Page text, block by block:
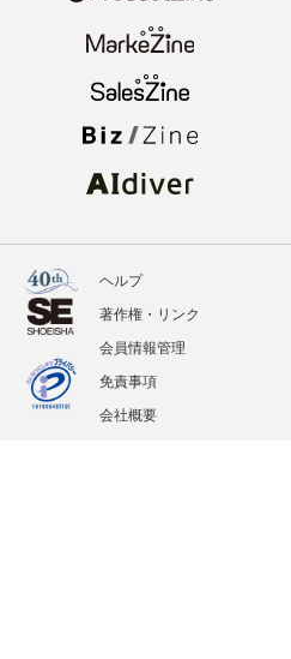
ヘルプ
著作権・リンク
会員情報管理
免責事項
会社概要